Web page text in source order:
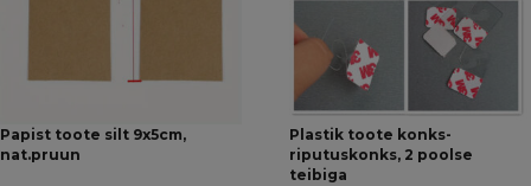
Papist toote silt 9x5cm,
nat.pruun
Plastik toote konks-
riputuskonks, 2 poolse
teibiga